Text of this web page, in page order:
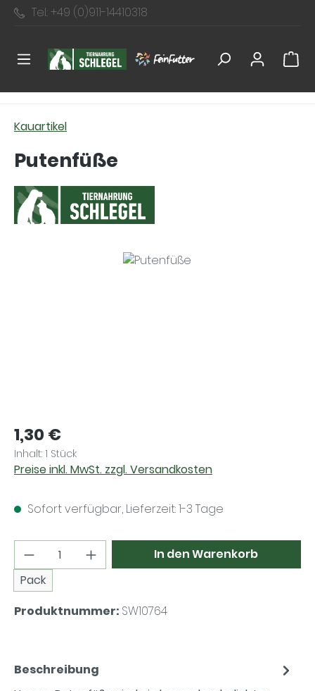
Zum Hauptinhalt springen
Tel.: +49 (0)911-14410318
Kauartikel
Putenfüße
Bildergalerie überspringen
Regulärer Preis:
1,30 €
Inhalt: 1 Stück
Preise inkl. MwSt. zzgl. Versandkosten
Sofort verfügbar, Lieferzeit: 1-3 Tage
Produkt Anzahl: Gib den gewünschten
Pack
In den Warenkorb
Produktnummer: SW10764
Beschreibung